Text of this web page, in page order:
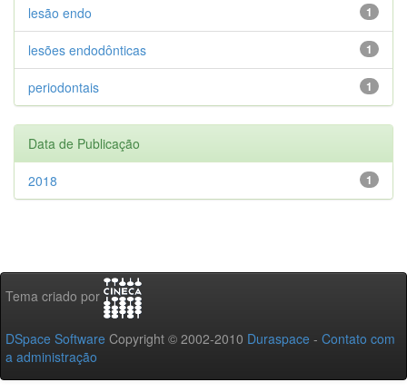
1
lesão endo
1
lesões endodônticas
1
periodontais
Data de Publicação
1
2018
Tema criado por
DSpace Software Copyright © 2002-2010 Duraspace - Contato com
a administração